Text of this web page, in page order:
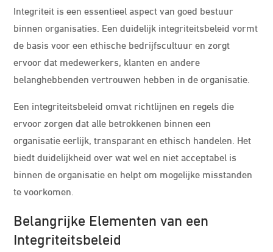
Integriteit is een essentieel aspect van goed bestuur
binnen organisaties. Een duidelijk integriteitsbeleid vormt
de basis voor een ethische bedrijfscultuur en zorgt
ervoor dat medewerkers, klanten en andere
belanghebbenden vertrouwen hebben in de organisatie.
Een integriteitsbeleid omvat richtlijnen en regels die
ervoor zorgen dat alle betrokkenen binnen een
organisatie eerlijk, transparant en ethisch handelen. Het
biedt duidelijkheid over wat wel en niet acceptabel is
binnen de organisatie en helpt om mogelijke misstanden
te voorkomen.
Belangrijke Elementen van een
Integriteitsbeleid